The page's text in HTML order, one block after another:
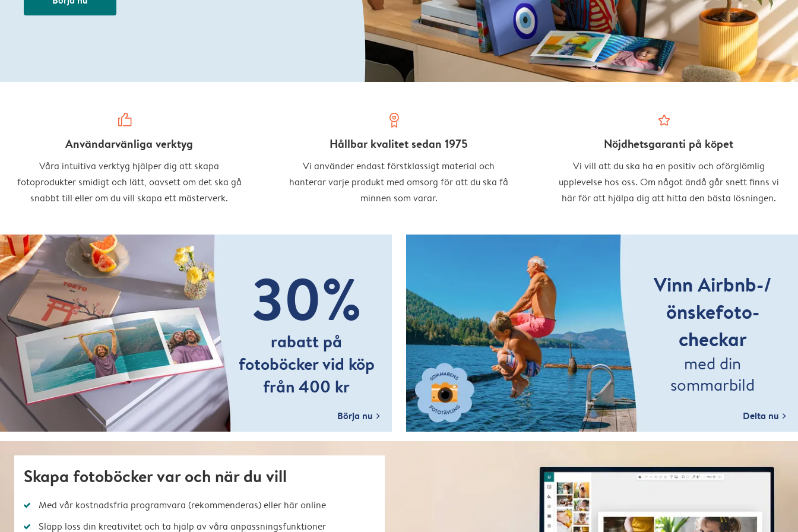
thumbs_up
Användarvänliga verktyg
Våra intuitiva verktyg hjälper dig att skapa
fotoprodukter smidigt och lätt, oavsett om det ska gå
snabbt till eller om du vill skapa ett mästerverk.
prize
Hållbar kvalitet sedan 1975
Vi använder endast förstklassigt material och
hanterar varje produkt med omsorg för att du ska få
minnen som varar.
star_outline
Nöjdhetsgaranti på köpet
Vi vill att du ska ha en positiv och oförglömlig
upplevelse hos oss. Om något ändå går snett finns vi
här för att hjälpa dig att hitta den bästa lösningen.
30%
rabatt på
fotoböcker vid köp
från 400 kr
Börja nu
Vinn Airbnb-/
önskefoto-
checkar
med din
sommarbild
Delta nu
Skapa fotoböcker var och när du vill
Med vår kostnadsfria programvara (rekommenderas) eller här online
Släpp loss din kreativitet och ta hjälp av våra anpassningsfunktioner